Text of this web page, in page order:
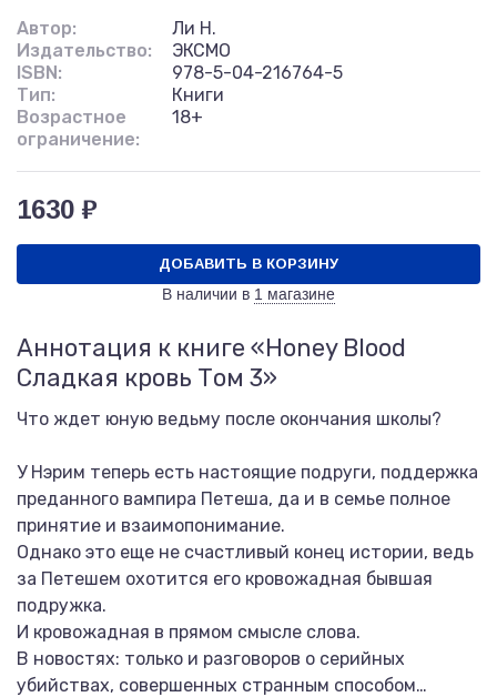
Автор:
Ли Н.
Издательство:
ЭКСМО
ISBN:
978-5-04-216764-5
Тип:
Книги
Возрастное
ограничение:
18+
1630 ₽
ДОБАВИТЬ В КОРЗИНУ
В наличии в 1 магазине
Аннотация к книге «Honey Blood
Сладкая кровь Том 3»
Что ждет юную ведьму после окончания школы?
У Нэрим теперь есть настоящие подруги, поддержка
преданного вампира Петеша, да и в семье полное
принятие и взаимопонимание.
Однако это еще не счастливый конец истории, ведь
за Петешем охотится его кровожадная бывшая
подружка.
И кровожадная в прямом смысле слова.
В новостях: только и разговоров о серийных
убийствах, совершенных странным способом…